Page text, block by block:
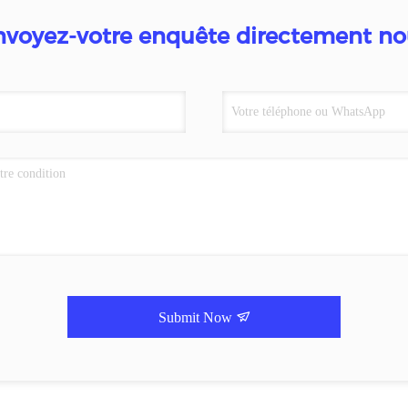
votre enquête directement
Submit Now